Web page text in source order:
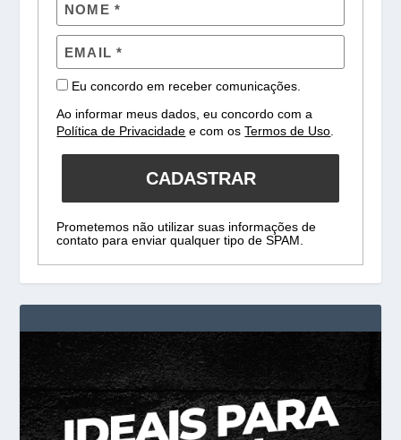
Eu concordo em receber comunicações.
Ao informar meus dados, eu concordo com a
Política de Privacidade e com osTermos de Uso
CADASTRAR
Prometemos não utilizar suas informações de
contato para enviar qualquer tipo de SPAM.